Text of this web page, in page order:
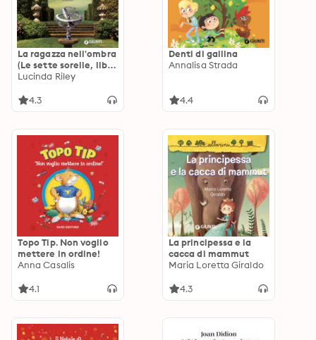
La ragazza nell'ombra
(Le sette sorelle, libro
3)
Lucinda Riley
4.3
Denti di gallina
Annalisa Strada
4.4
Topo Tip. Non voglio
mettere in ordine!
Anna Casalis
4.1
La principessa e la
cacca di mammut
Maria Loretta Giraldo
4.3